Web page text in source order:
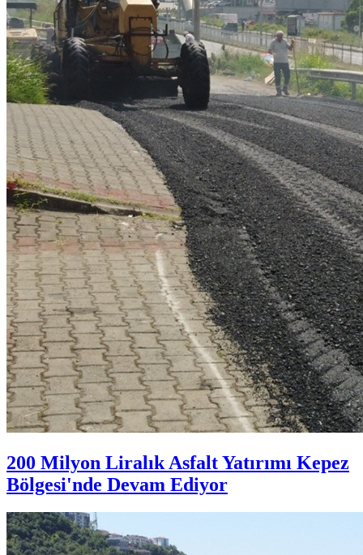
200 Milyon Liralık Asfalt Yatırımı Kepez
Bölgesi'nde Devam Ediyor